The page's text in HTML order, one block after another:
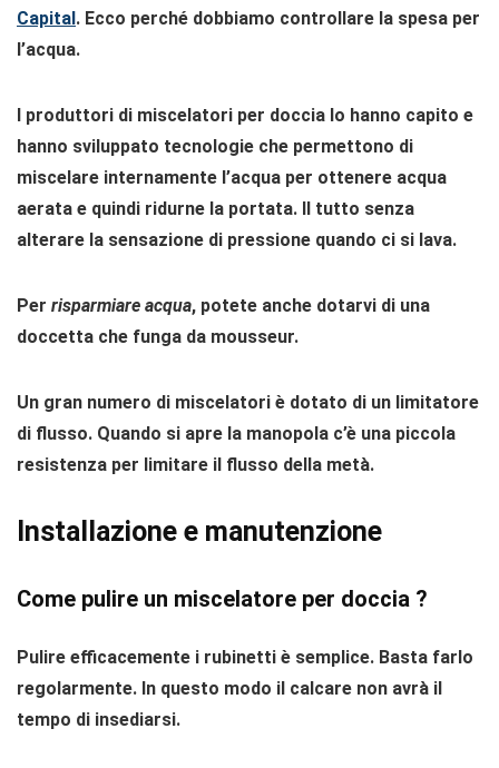
Capital . Ecco perché dobbiamo controllare la spesa per
l’acqua.
I produttori di miscelatori per doccia lo hanno capito e
hanno sviluppato tecnologie che permettono di
miscelare internamente l’acqua per ottenere acqua
aerata e quindi ridurne la portata. Il tutto senza
alterare la sensazione di pressione quando ci si lava.
Per risparmiare acqua, potete anche dotarvi di una
doccetta che funga da mousseur.
Un gran numero di miscelatori è dotato di un limitatore
di flusso. Quando si apre la manopola c’è una piccola
resistenza per limitare il flusso della metà.
Installazione e manutenzione
Come pulire un miscelatore per doccia ?
Pulire efficacemente i rubinetti è semplice. Basta farlo
regolarmente. In questo modo il calcare non avrà il
tempo di insediarsi.